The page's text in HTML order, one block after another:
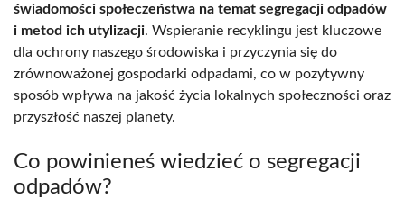
świadomości społeczeństwa na temat segregacji odpadów
i metod ich utylizacji. Wspieranie recyklingu jest kluczowe
dla ochrony naszego środowiska i przyczynia się do
zrównoważonej gospodarki odpadami, co w pozytywny
sposób wpływa na jakość życia lokalnych społeczności oraz
przyszłość naszej planety.
Co powinieneś wiedzieć o segregacji
odpadów?